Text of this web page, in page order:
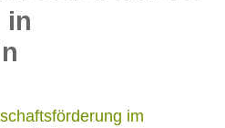
in
im